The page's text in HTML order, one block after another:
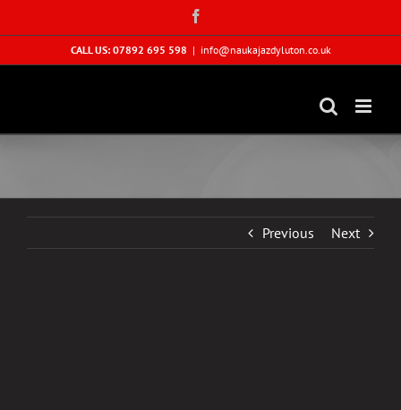
CALL US: 07892 695 598 | info@naukajazdyluton.co.uk
Previous Next